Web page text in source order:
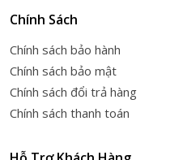
Chính Sách
Chính sách bảo hành
Chính sách bảo mật
Chính sách đổi trả hàng
Chính sách thanh toán